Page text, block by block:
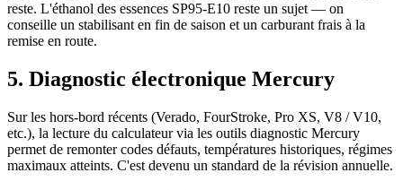
reste. L'éthanol des essences SP95-E10 reste un sujet — on
conseille un stabilisant en fin de saison et un carburant frais à la
remise en route.
5. Diagnostic électronique Mercury
Sur les hors-bord récents (Verado, FourStroke, Pro XS, V8 / V10,
etc.), la lecture du calculateur via les outils diagnostic Mercury
permet de remonter codes défauts, températures historiques, régimes
maximaux atteints. C'est devenu un standard de la révision annuelle.